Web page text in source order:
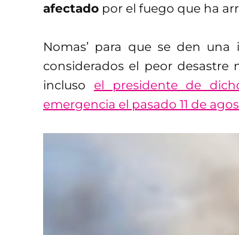
afectado por el fuego que ha
Nomas’ para que se den una
considerados el peor
incluso el presidente de
emergencia el pasado 11 de